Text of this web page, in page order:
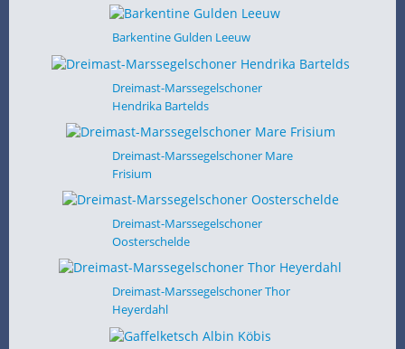
Barkentine Gulden Leeuw
Dreimast-Marssegelschoner
Hendrika Bartelds
Dreimast-Marssegelschoner Mare
Frisium
Dreimast-Marssegelschoner
Oosterschelde
Dreimast-Marssegelschoner Thor
Heyerdahl